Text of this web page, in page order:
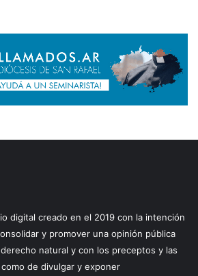
digital creado en el 2019 con la intención
y promover una opinión pública
natural y con los preceptos y las
de divulgar y exponer